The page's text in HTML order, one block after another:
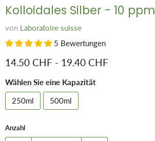
Kolloidales Silber - 10 ppm
von Laboratoire suisse
5 Bewertungen
14.50 CHF - 19.40 CHF
Wählen Sie eine Kapazität
250ml
500ml
Anzahl